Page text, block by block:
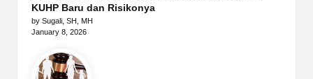
KUHP Baru dan Risikonya
by Sugali, SH, MH
January 8, 2026